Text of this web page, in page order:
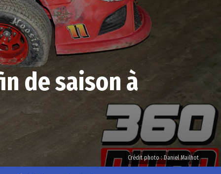
de saison à
Crédit photo : Daniel Mailhot